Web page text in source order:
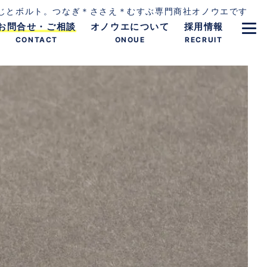
とボルト。つなぎ＊ささえ＊むすぶ専門商社オノウエです
問合せ・ご相談
CONTACT
オノウエについて
ONOUE
採用情報
RECRUIT